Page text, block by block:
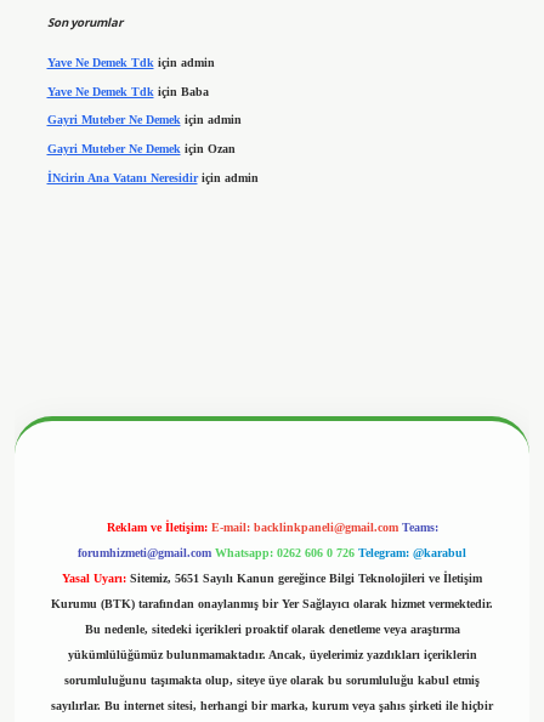
Son yorumlar
Yave Ne Demek Tdk için admin
Yave Ne Demek Tdk için Baba
Gayri Muteber Ne Demekiçin admin
Gayri Muteber Ne Demek için Ozan
İNcirin Ana Vatanı Neresidiriçin admin
Reklam ve İletişim: E-mail: backlinkpaneli@gmail.com Teams:
forumhizmeti@gmail.com Whatsapp: 0262 606 0 726 Telegram: @karabul
Yasal Uyarı: Sitemiz, 5651 Sayılı Kanun gereğince Bilgi Teknolojileri ve İletişim
Kurumu (BTK) tarafından onaylanmış bir Yer Sağlayıcı olarak hizmet vermektedir.
Bu nedenle, sitedeki içerikleri proaktif olarak denetleme veya araştırma
yükümlülüğümüz bulunmamaktadır. Ancak, üyelerimiz yazdıkları içeriklerin
sorumluluğunu taşımakta olup, siteye üye olarak bu sorumluluğu kabul etmiş
sayılırlar. Bu internet sitesi, herhangi bir marka, kurum veya şahıs şirketi ile hiçbir